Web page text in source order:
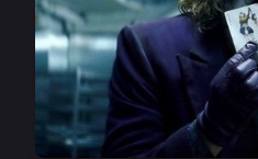
Viễn Tây
GameShow
QUỐC GIA